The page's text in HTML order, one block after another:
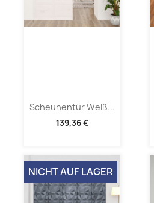
Scheunentür Weiß...
139,36 €
NICHT AUF LAGER